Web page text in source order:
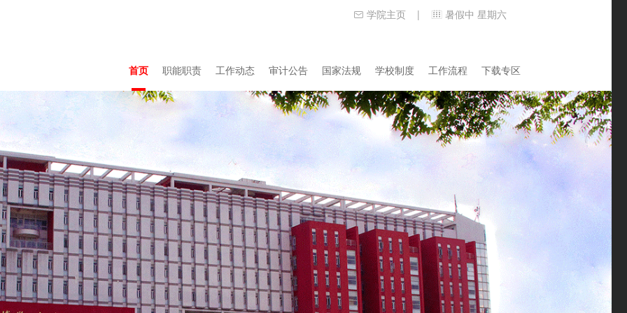
学院主页 | 暑假中 星期六
首页 职能职责 工作动态 审计公告 国家法规 学校制度 工作流程 下载专区